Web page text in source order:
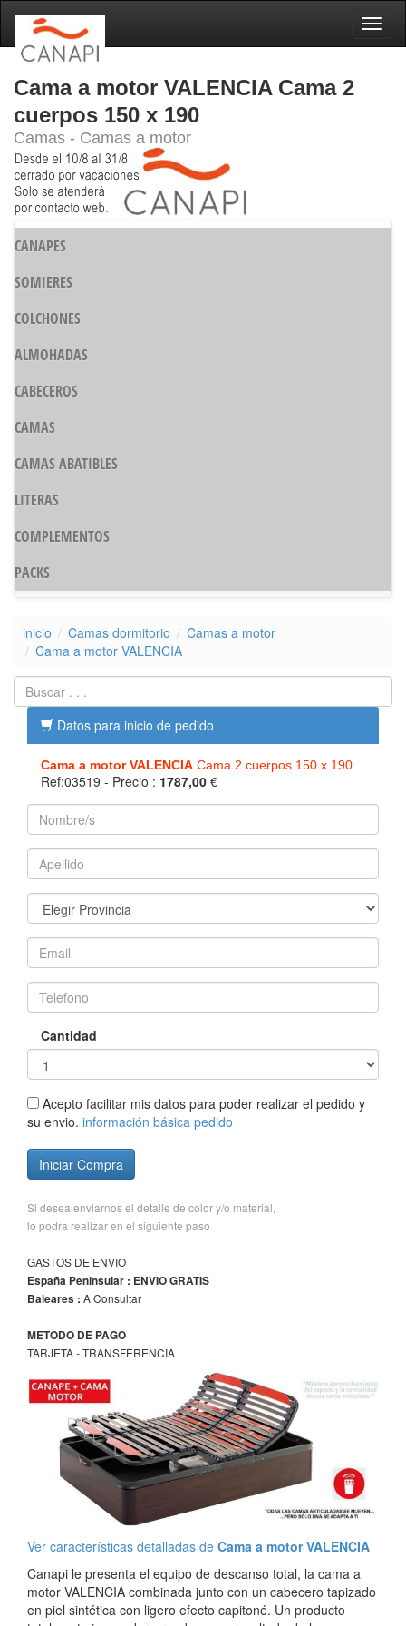
Cama a motor VALENCIA Cama 2
cuerpos 150 x 190
Camas - Camas a motor
CANAPES
SOMIERES
COLCHONES
ALMOHADAS
CABECEROS
CAMAS
CAMAS ABATIBLES
LITERAS
COMPLEMENTOS
PACKS
inicio Camas dormitorio
Camas a motor
Cama a motor VALENCIA
Datos para inicio de pedido
Cama a motor VALENCIA Cama 2 cuerpos 150 x 190
Ref:03519 - Precio : 1787,00 €
Cantidad
Acepto facilitar mis datos para poder realizar el pedido y
su envio. información básica pedido
Iniciar Compra
Si desea enviarnos el detalle de color y/o material,
lo podra realizar en el siguiente paso
GASTOS DE ENVIO
España Peninsular : ENVIO GRATIS
Baleares : A Consultar
METODO DE PAGO
TARJETA - TRANSFERENCIA
Ver características detalladas de Cama a motor VALENCIA
Canapi le presenta el equipo de descanso total, la cama a
motor VALENCIA combinada junto con un cabecero tapizado
en piel sintética con ligero efecto capitoné. Un producto